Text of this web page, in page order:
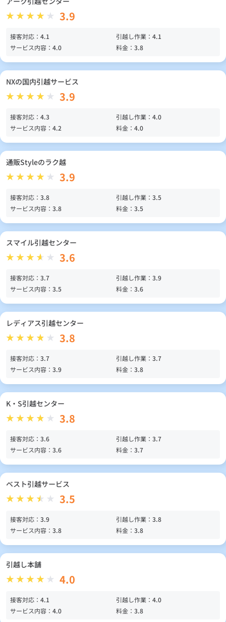
3.9
接客対応： 4.1 引越し作業： 4.1
サービス内容： 4.0 料金： 3.8
NXの国内引越サービス
3.9
接客対応： 4.3 引越し作業： 4.0
サービス内容： 4.2 料金： 4.0
通販Styleのラク越
3.9
接客対応： 3.8 引越し作業： 3.5
サービス内容： 3.8 料金： 3.5
スマイル引越センター
3.6
接客対応： 3.7 引越し作業： 3.9
サービス内容： 3.5 料金： 3.6
レディアス引越センター
3.8
接客対応： 3.7 引越し作業： 3.7
サービス内容： 3.9 料金： 3.8
K・S引越センター
3.8
接客対応： 3.6 引越し作業： 3.7
サービス内容： 3.6 料金： 3.7
ベスト引越サービス
3.5
接客対応： 3.9 引越し作業： 3.8
サービス内容： 3.8 料金： 3.8
引越し本舗
4.0
接客対応： 4.1 引越し作業： 4.0
サービス内容： 4.0 料金： 3.8